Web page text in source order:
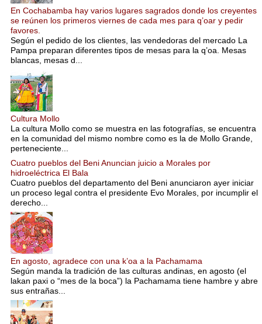
En Cochabamba hay varios lugares sagrados donde los creyentes
se reúnen los primeros viernes de cada mes para q’oar y pedir
favores.
Según el pedido de los clientes, las vendedoras del mercado La
Pampa preparan diferentes tipos de mesas para la q’oa. Mesas
blancas, mesas d...
Cultura Mollo
La cultura Mollo como se muestra en las fotografías, se encuentra
en la comunidad del mismo nombre como es la de Mollo Grande,
perteneciente...
Cuatro pueblos del Beni Anuncian juicio a Morales por
hidroeléctrica El Bala
Cuatro pueblos del departamento del Beni anunciaron ayer iniciar
un proceso legal contra el presidente Evo Morales, por incumplir el
derecho...
En agosto, agradece con una k’oa a la Pachamama
Según manda la tradición de las culturas andinas, en agosto (el
lakan paxi o “mes de la boca”) la Pachamama tiene hambre y abre
sus entrañas...